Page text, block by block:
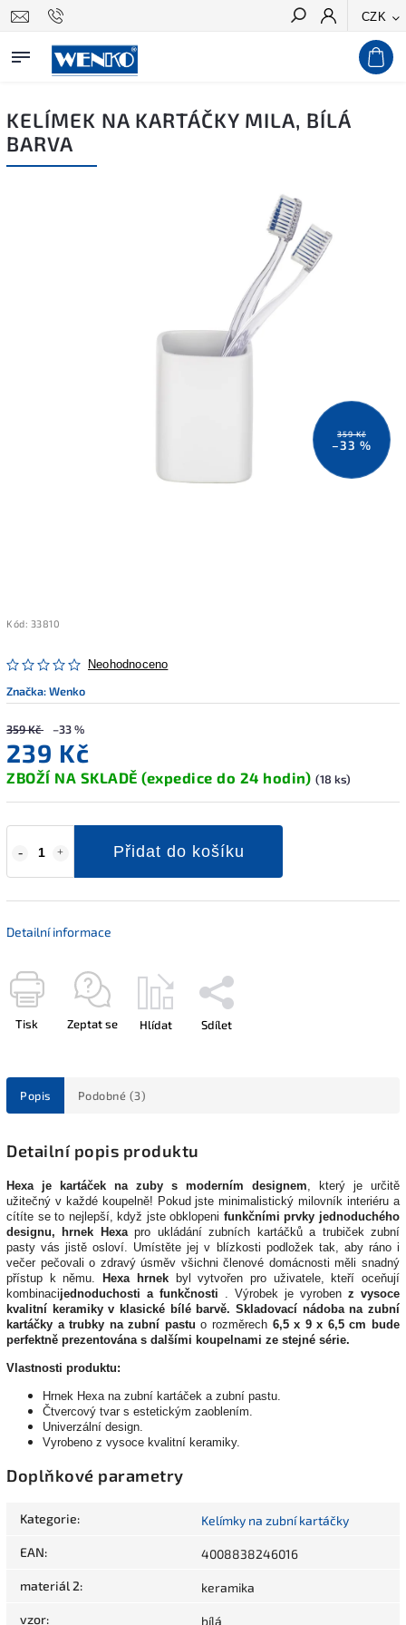
CZK
Hledat
KELÍMEK NA KARTÁČKY MILA, BÍLÁ
BARVA
359 Kč
–33 %
Kód: 33810
Neohodnoceno
Značka:Wenko
359 Kč –33 %
239 Kč
ZBOŽÍ NA SKLADĚ (expedice do 24 hodin) (18 ks)
Přidat do košíku
Detailní informace
Tisk Zeptat se Hlídat Sdílet
Popis Podobné (3)
Detailní popis produktu
Hexa je kartáček na zuby s moderním designem , který je určitě
užitečný v každé koupelně! Pokud jste minimalistický milovník interiéru a
cítíte se to nejlepší, když jste obklopeni funkčními prvky jednoduchého
designu, hrnek Hexapro ukládání zubních kartáčků a trubiček zubní
pasty vás jistě osloví. Umístěte jej v blízkosti podložek tak, aby ráno i
večer pečovali o zdravý úsměv všichni členové domácnosti měli snadný
přístup k němu.
Hexa hrnek
byl vytvořen pro uživatele, kteří oceňují
kombinacijednoduchosti a funkčnosti . Výrobek je vyroben z vysoce
kvalitní keramiky v klasické bílé barvě. Skladovací nádoba na zubní
kartáčky a trubky na zubní pastu o rozměrech 6,5 x 9 x 6,5 cm bude
perfektně prezentována s dalšími koupelnami ze stejné série.
Vlastnosti produktu:
Hrnek Hexa na zubní kartáček a zubní pastu.
Čtvercový tvar s estetickým zaoblením.
Univerzální design.
Vyrobeno z vysoce kvalitní keramiky.
Doplňkové parametry
Kategorie: Kelímky na zubní kartáčky
EAN: 4008838246016
materiál 2: keramika
vzor: bílá